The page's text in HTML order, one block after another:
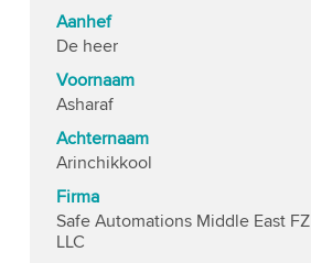
Aanhef
De heer
Voornaam
Asharaf
Achternaam
Arinchikkool
Firma
Safe Automations Middle East FZ
LLC